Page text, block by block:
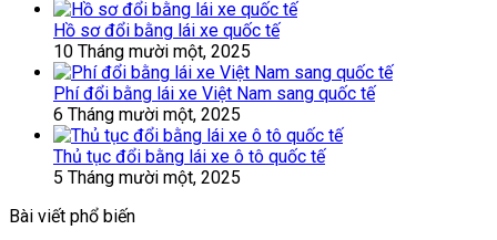
Hồ sơ đổi bằng lái xe quốc tế
10 Tháng mười một, 2025
Phí đổi bằng lái xe Việt Nam sang quốc tế
6 Tháng mười một, 2025
Thủ tục đổi bằng lái xe ô tô quốc tế
5 Tháng mười một, 2025
Bài viết phổ biến